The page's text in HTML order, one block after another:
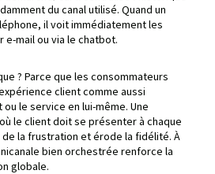
du canal utilisé. Quand un
il voit immédiatement les
mail ou via le chatbot.
? Parce que les consommateurs
client comme aussi
le service en lui-même. Une
le client doit se présenter à chaque
la frustration et érode la fidélité. À
bien orchestrée renforce la
globale.